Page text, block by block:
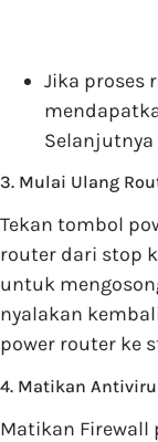
Jika proses
3. Mulai Ulang
Tekan tombol
router dari stop
untuk
nyalakan
power router ke
4. Matikan
Matikan Firewall